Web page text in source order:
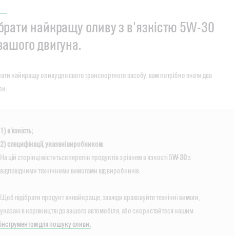
найкращу оливу з в'язкістю 5W-30
двигуна.
найкращу оливу для свого транспортного засобу, вам потрібно знати два
1) в'язкість;
2) специфікації, указані виробником.
На цій сторінці міститься перелік продуктів з рівнем в'язкості 5W-30з
відповідними технічними вимогами від виробників.
Щоб підібрати продукт якнайкраще, завжди враховуйте технічні вимоги,
указані в керівництві до вашого автомобіля, або скористайтеся нашим
інструментом для пошуку оливи.